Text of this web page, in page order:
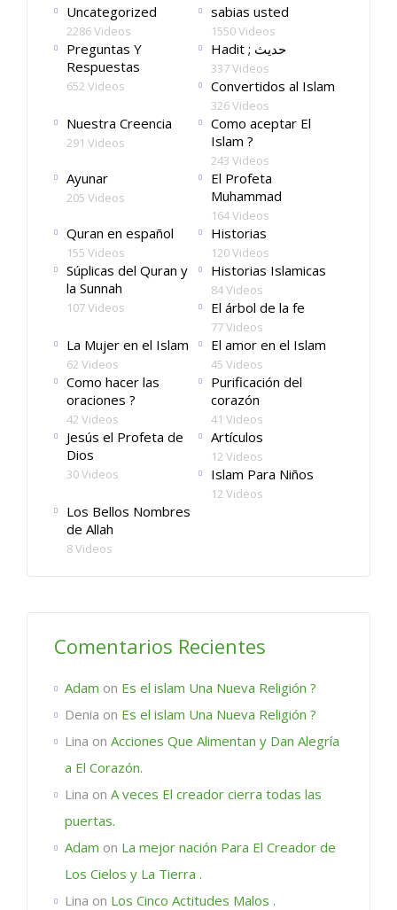
Uncategorized
2286 Videos
sabias usted
1550 Videos
Preguntas Y
Respuestas
652 Videos
Hadit ; حديث
337 Videos
Convertidos al Islam
326 Videos
Nuestra Creencia
291 Videos
Como aceptar El
Islam ?
243 Videos
Ayunar
205 Videos
El Profeta
Muhammad
164 Videos
Quran en español
155 Videos
Historias
120 Videos
Súplicas del Quran y
la Sunnah
107 Videos
Historias Islamicas
84 Videos
El árbol de la fe
77 Videos
La Mujer en el Islam
62 Videos
El amor en el Islam
45 Videos
Como hacer las
oraciones ?
42 Videos
Purificación del
corazón
41 Videos
Jesús el Profeta de
Dios
30 Videos
Artículos
12 Videos
Islam Para Niños
12 Videos
Los Bellos Nombres
de Allah
8 Videos
Comentarios Recientes
Adam on Es el islam Una Nueva Religión ?
Denia on Es el islam Una Nueva Religión ?
Lina on Acciones Que Alimentan y Dan Alegría
a El Corazón.
Lina on A veces El creador cierra todas las
puertas.
Adam on La mejor nación Para El Creador de
Los Cielos y La Tierra .
Lina on Los Cinco Actitudes Malos .